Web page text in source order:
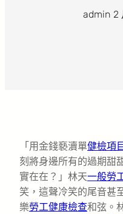
admin 2
「用金錢褻瀆單健檢項
刻將身邊所有的過期甜
實在在？」林天一般勞
笑，這聲冷笑的尾音甚
樂勞工健康檢查和弦。